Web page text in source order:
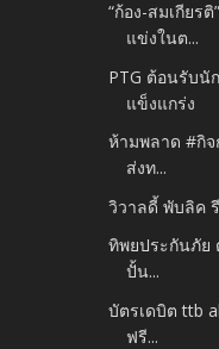
“ก้อง-สมเกียร
แข่งในต...
PTG ต้อนรับนั
แข็งแกร่ง
ห้ามพลาด #กิ
ส่งท...
วิวาลดี้ พับลิค
ทิพยประกันภัย
ปั้น...
บัตรเดบิต ttb
ฟรี...